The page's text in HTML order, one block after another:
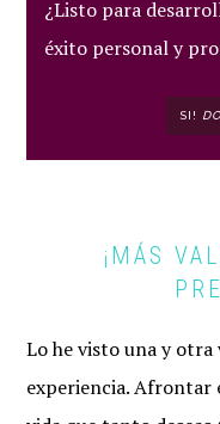
¿Listo para
éxito personal y
SI!
¡MÁS
Lo he visto una y otra
experiencia. Afrontar